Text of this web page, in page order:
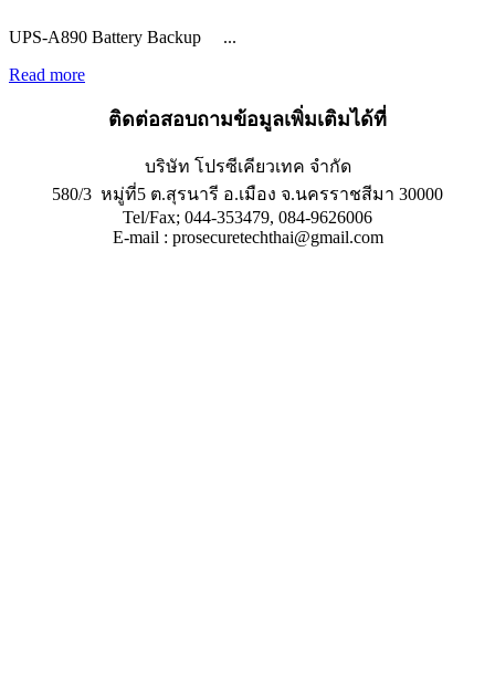
UPS-A890 Battery Backup ...
Read more
ติดต่อสอบถามข้อมูลเพิ่มเติมได้ที่
บริษัท โปรซีเคียวเทค จำกัด
580/3 หมู่ที่5 ต.สุรนารี อ.เมือง จ.นครราชสีมา 30000
Tel/Fax; 044-353479, 084-9626006
E-mail : prosecuretechthai@gmail.com